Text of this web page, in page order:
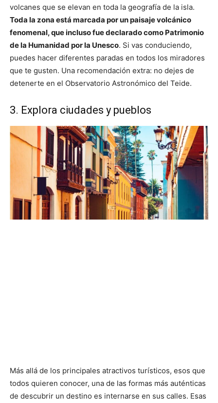
volcanes que se elevan en toda la geografía de la isla.
Toda la zona está marcada por un paisaje volcánico
fenomenal, que incluso fue declarado como Patrimonio
de la Humanidad por la Unesco. Si vas conduciendo,
puedes hacer diferentes paradas en todos los miradores
que te gusten. Una recomendación extra: no dejes de
detenerte en el Observatorio Astronómico del Teide.
3. Explora ciudades y pueblos
Más allá de los principales atractivos turísticos, esos que
todos quieren conocer, una de las formas más auténticas
de descubrir un destino es internarse en sus calles. Esas